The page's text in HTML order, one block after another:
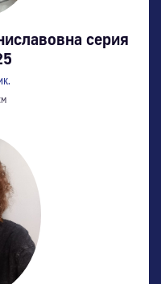
серия